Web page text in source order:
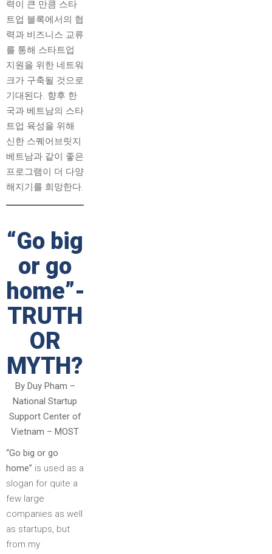
력이 큰 만큼 스타
트업 블록에서의 협
력과 비즈니스 교류
를 통해 스타트업
지원을 위한 네트워
크가 구축될 것으로
기대된다. 향후 한
국과 베트남의 스타
트업 육성을 위해
신한 스퀘어브릿지
베트남과 같이 좋은
프로그램이 더 다양
해지기를 희망한다.
“Go big
or go
home”-
TRUTH
OR
MYTH?
By Duy Pham –
National Startup
Support Center of
Vietnam – MOST
“Go big or go
home” is used as a
slogan for quite a
few large
companies as well
as startups, but
from my